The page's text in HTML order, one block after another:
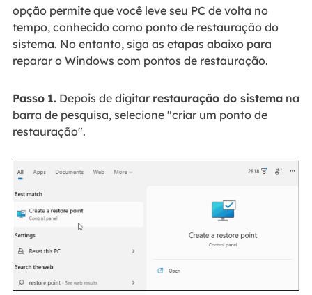
opção permite que você leve seu PC de volta no
tempo, conhecido como ponto de restauração do
sistema. No entanto, siga as etapas abaixo para
reparar o Windows com pontos de restauração.
Passo 1.Depois de digitar restauração do sistemana
barra de pesquisa, selecione "criar um ponto de
restauração".